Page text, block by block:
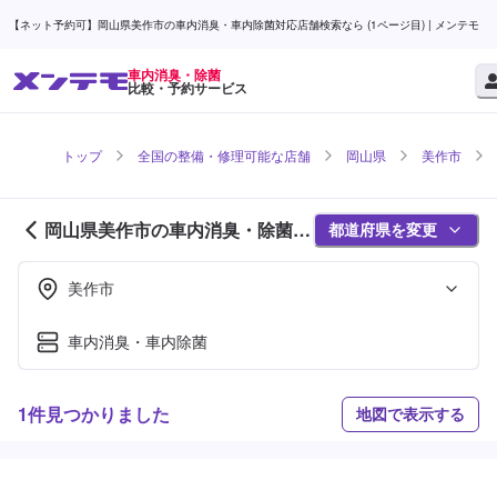
【ネット予約可】岡山県美作市の車内消臭・車内除菌対応店舗検索なら (1ページ目) | メンテモ
車内消臭・除菌
比較・予約サービス
トップ 全国の整備・修理可能な店舗 岡山県 美作市
岡山県美作市の車内消臭・除菌対
応店舗紹介 (1ページ目)
都道府県を変更
美作市
車内消臭・車内除菌
1件見つかりました 地図で表示する